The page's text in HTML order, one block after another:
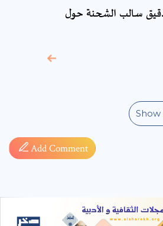
سالب الشحنة حول
Add Comment